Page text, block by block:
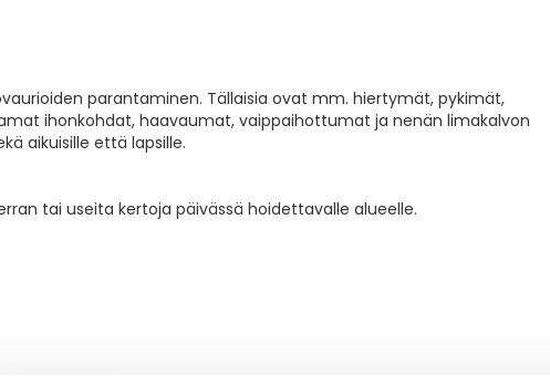
parantaminen. Tällaisia ovat mm. hiertymät, pykimät,
ihonkohdat, haavaumat, vaippaihottumat ja nenän limakalvon
aikuisille että lapsille.
tai useita kertoja päivässä hoidettavalle alueelle.